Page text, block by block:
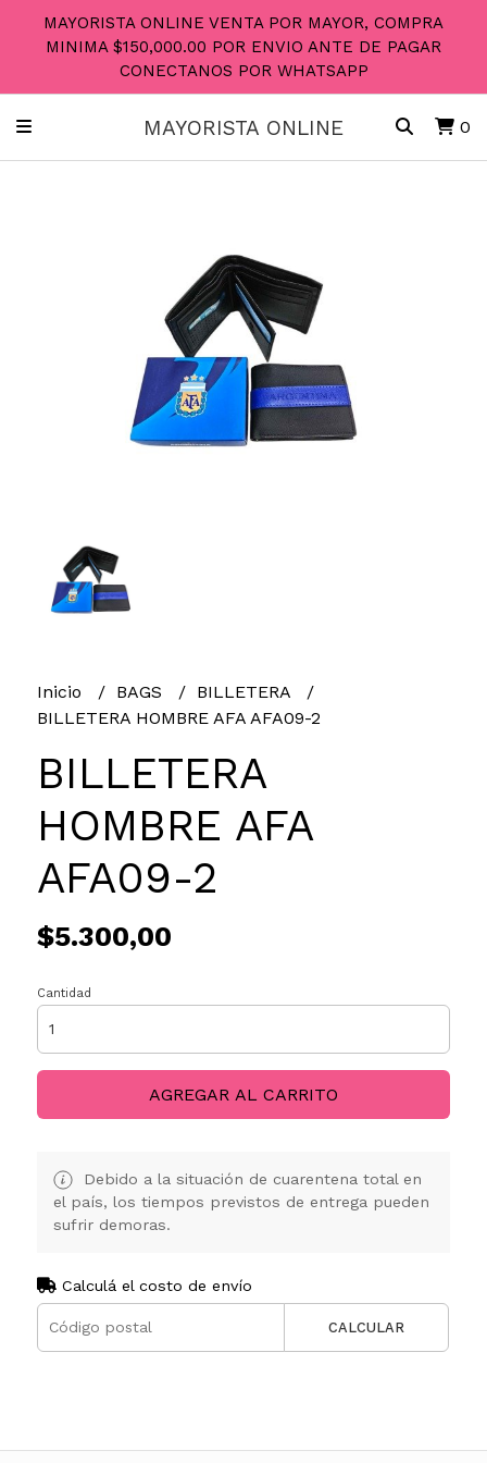
MAYORISTA ONLINE VENTA POR MAYOR, COMPRA
MINIMA $150,000.00 POR ENVIO ANTE DE PAGAR
CONECTANOS POR WHATSAPP
MAYORISTA ONLINE 0
Inicio BAGS
BILLETERA
BILLETERA HOMBRE AFA AFA09-2
BILLETERA
HOMBRE AFA
AFA09-2
$5.300,00
Cantidad
AGREGAR AL CARRITO
Debido a la situación de cuarentena total en
el país, los tiempos previstos de entrega pueden
sufrir demoras.
Calculá el costo de envío
CALCULAR